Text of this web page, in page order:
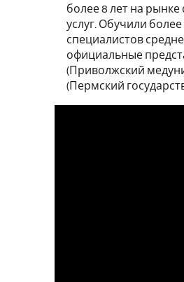
более 8 лет на
услуг. Обучили
специалистов
официальные
(Приволжский
(Пермский